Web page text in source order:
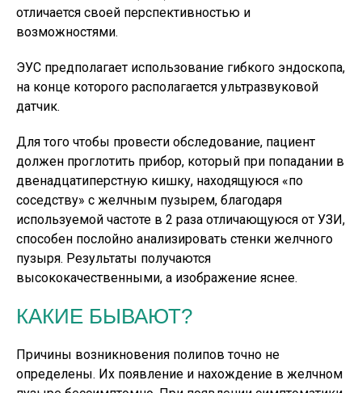
отличается своей перспективностью и
возможностями.
ЭУС предполагает использование гибкого эндоскопа,
на конце которого располагается ультразвуковой
датчик.
Для того чтобы провести обследование, пациент
должен проглотить прибор, который при попадании в
двенадцатиперстную кишку, находящуюся «по
соседству» с желчным пузырем, благодаря
используемой частоте в 2 раза отличающуюся от УЗИ,
способен послойно анализировать стенки желчного
пузыря. Результаты получаются
высококачественными, а изображение яснее.
КАКИЕ БЫВАЮТ?
Причины возникновения полипов точно не
определены. Их появление и нахождение в желчном